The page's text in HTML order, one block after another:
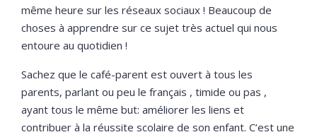
même heure sur les réseaux sociaux ! Beaucoup de
choses à apprendre sur ce sujet très actuel qui nous
entoure au quotidien !
Sachez que le café-parent est ouvert à tous les
parents, parlant ou peu le français , timide ou pas ,
ayant tous le même but: améliorer les liens et
contribuer à la réussite scolaire de son enfant. C’est une